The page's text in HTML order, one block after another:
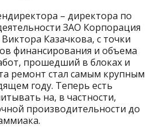
– директора по
ЗАО Корпорация
Казачкова, с точки
финансирования и объема
прошедший в блоках и
ремонт стал самым крупным
году. Теперь есть
на, в частности,
производительности до